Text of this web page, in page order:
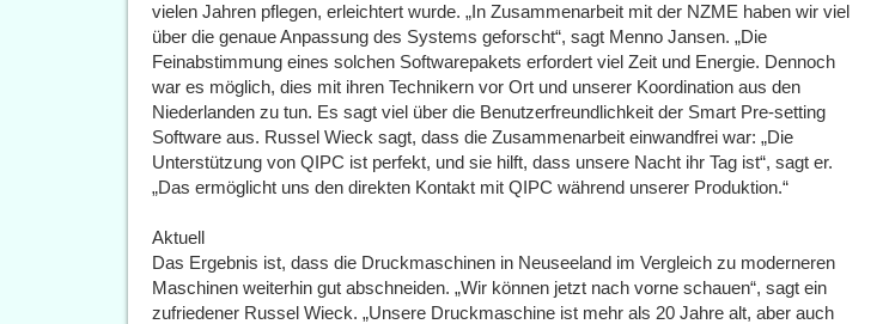
vielen Jahren pflegen, erleichtert wurde. „In Zusammenarbeit mit der NZME haben wir viel
über die genaue Anpassung des Systems geforscht“, sagt Menno Jansen. „Die
Feinabstimmung eines solchen Softwarepakets erfordert viel Zeit und Energie. Dennoch
war es möglich, dies mit ihren Technikern vor Ort und unserer Koordination aus den
Niederlanden zu tun. Es sagt viel über die Benutzerfreundlichkeit der Smart Pre-setting
Software aus. Russel Wieck sagt, dass die Zusammenarbeit einwandfrei war: „Die
Unterstützung von QIPC ist perfekt, und sie hilft, dass unsere Nacht ihr Tag ist“, sagt er.
„Das ermöglicht uns den direkten Kontakt mit QIPC während unserer Produktion.“
Aktuell
Das Ergebnis ist, dass die Druckmaschinen in Neuseeland im Vergleich zu moderneren
Maschinen weiterhin gut abschneiden. „Wir können jetzt nach vorne schauen“, sagt ein
zufriedener Russel Wieck. „Unsere Druckmaschine ist mehr als 20 Jahre alt, aber auch